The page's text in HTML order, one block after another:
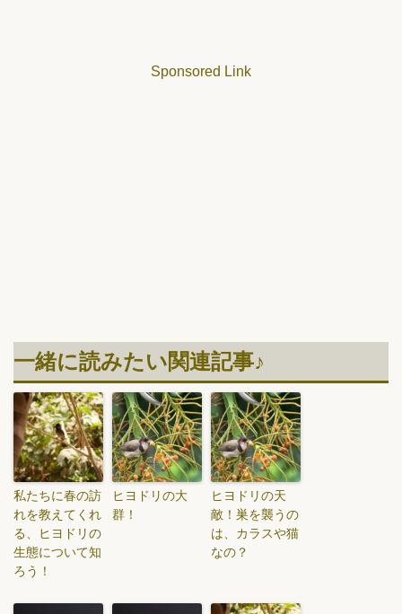
Sponsored Link
一緒に読みたい関連記事♪
私たちに春の訪
れを教えてくれ
る、ヒヨドリの
生態について知
ろう！
ヒヨドリの大
群！
ヒヨドリの天
敵！巣を襲うの
は、カラスや猫
なの？